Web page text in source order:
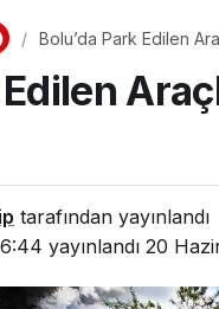
Bolu’da Park Edilen
Edilen
tarafından yayınlandı
yayınlandı 20